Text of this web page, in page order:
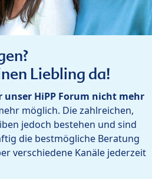
Liebling da!
HiPP Forum nicht mehr
möglich. Die zahlreichen,
jedoch bestehen und sind
die bestmögliche Beratung
verschiedene Kanäle jederzeit